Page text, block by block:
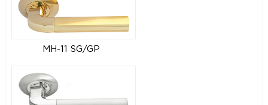
MH-11 SG/GP